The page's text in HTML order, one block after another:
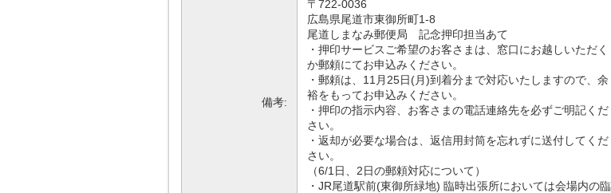
備考:
〒722-0036
広島県尾道市東御所町1-8
尾道しまなみ郵便局 記念押印担当あて
・押印サービスご希望のお客さまは、窓口にお越しいただく
か郵頼にてお申込みください。
・郵頼は、11月25日(月)到着分まで対応いたしますので、余
裕をもってお申込みください。
・押印の指示内容、お客さまの電話連絡先を必ずご明記くだ
さい。
・返却が必要な場合は、返信用封筒を忘れずに送付してくだ
さい。
（6/1日、2日の郵頼対応について）
・JR尾道駅前(東御所緑地) 臨時出張所においては会場内の臨